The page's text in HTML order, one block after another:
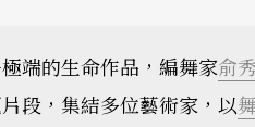
端的生命作品，編舞家俞
段，集結多位藝術家，以